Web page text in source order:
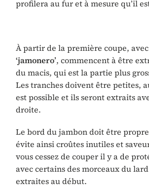
profilera au fur et à mesure qu’il
À partir de la première coupe,
‘jamonero’, commencent à être
du macis, qui est la partie plus
Les tranches doivent être petites,
est possible et ils seront extraits
droite.
Le bord du jambon doit être
évite ainsi croûtes inutiles et
vous cessez de couper il y a de
avec certains des morceaux du
extraites au début.